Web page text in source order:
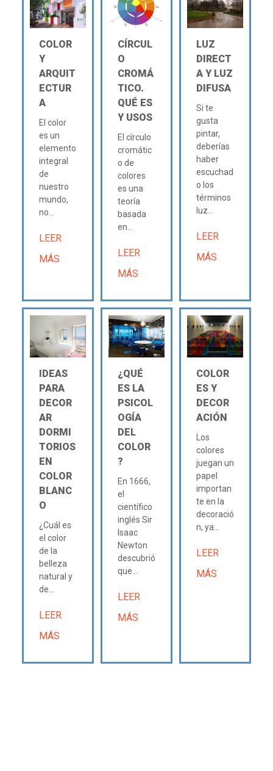
COLOR
Y
ARQUIT
ECTUR
A
El color
es un
elemento
integral
de
nuestro
mundo,
no...
LEER
MÁS
CÍRCUL
O
CROMÁ
TICO.
QUÉ ES
Y USOS
El círculo
cromátic
o de
colores
es una
teoría
basada
en...
LEER
MÁS
LUZ
DIRECT
A Y LUZ
DIFUSA
Si te
gusta
pintar,
deberías
haber
escuchad
o los
términos
luz...
LEER
MÁS
IDEAS
PARA
DECOR
AR
DORMI
TORIOS
EN
COLOR
BLANC
O
¿Cuál es
el color
de la
belleza
natural y
de...
LEER
MÁS
¿QUÉ
ES LA
PSICOL
OGÍA
DEL
COLOR
?
En 1666,
el
científico
inglés Sir
Isaac
Newton
descubrió
que...
LEER
MÁS
COLOR
ES Y
DECOR
ACIÓN
Los
colores
juegan un
papel
importan
te en la
decoració
n, ya...
LEER
MÁS